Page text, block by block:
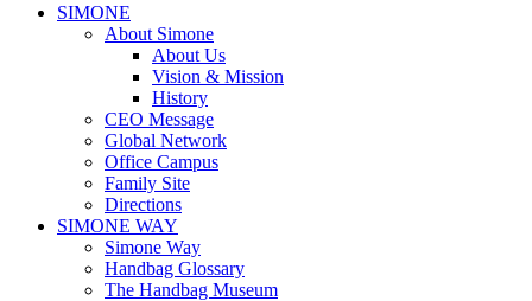
SIMONE
About Simone
About Us
Vision & Mission
History
CEO Message
Global Network
Office Campus
Family Site
Directions
SIMONE WAY
Simone Way
Handbag Glossary
The Handbag Museum